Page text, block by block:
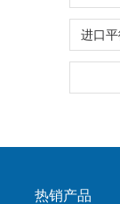
热销产品